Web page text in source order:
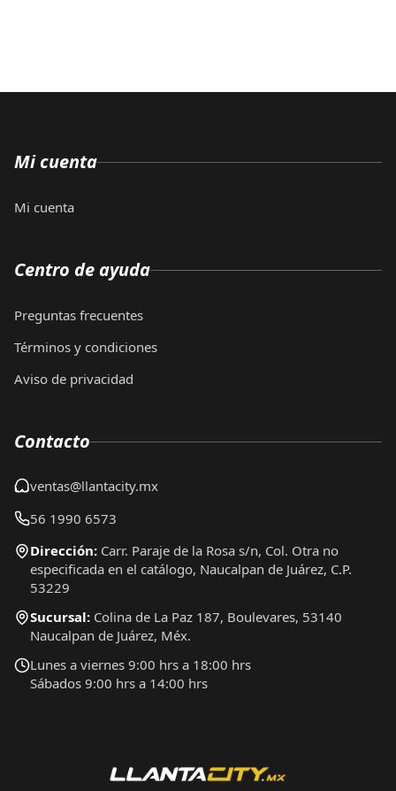
Mi cuenta
Mi cuenta
Centro de ayuda
Preguntas frecuentes
Términos y condiciones
Aviso de privacidad
Contacto
ventas@llantacity.mx
56 1990 6573
Dirección: Carr. Paraje de la Rosa s/n, Col. Otra no
especificada en el catálogo, Naucalpan de Juárez, C.P.
53229
Sucursal: Colina de La Paz 187, Boulevares, 53140
Naucalpan de Juárez, Méx.
Lunes a viernes 9:00 hrs a 18:00 hrs
Sábados 9:00 hrs a 14:00 hrs